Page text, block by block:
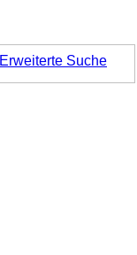
Erweiterte Suche